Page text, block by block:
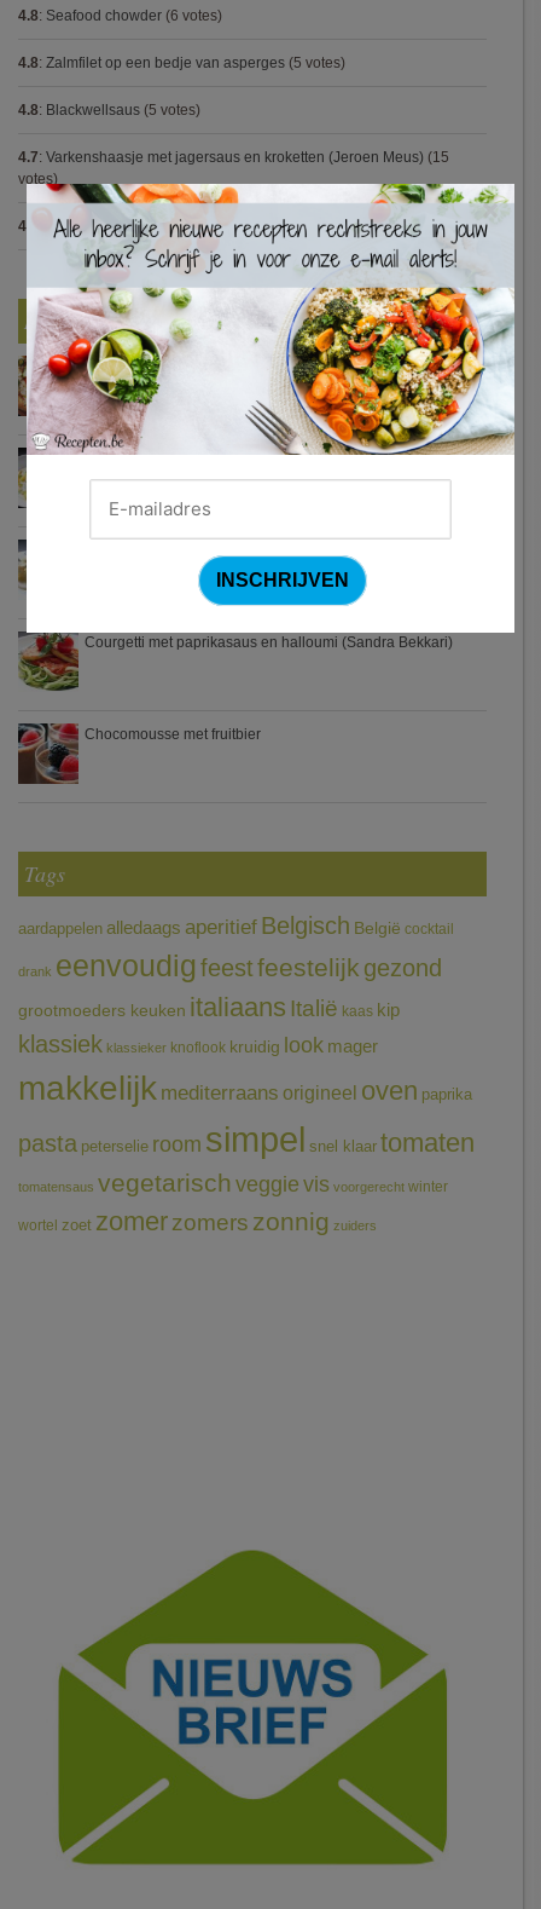
4.8: Seafood chowder (6 votes)
4.8: Zalmfilet op een bedje van asperges (5 votes)
4.8: Blackwellsaus (5 votes)
4.7: Varkenshaasje met jagersaus en kroketten (Jeroen Meus) (15
votes)
4.7 Gestoofde kip met dragon(7 votes)
Nieuwste Recepten
Turkse pizza met halloumi en courgette
Waterzooi van pladijs met venkel (Colruyt)
Courgetti met paprikasaus en halloumi (Sandra Bekkari)
Chocomousse met fruitbier
Tags
aardappelen alledaags aperitief Belgisch België cocktail
drank eenvoudigfeestfeestelijk gezond
grootmoeders keuken italiaans Italië kaas kip
klassiek klassieker knoflook kruidig look mager
makkelijk mediterraans origineel oven paprika
pasta peterselie room simpel snel klaar tomaten
tomatensaus vegetarischveggie vis voorgerecht winter
wortel zoet zomerzomers zonnig zuiders
×